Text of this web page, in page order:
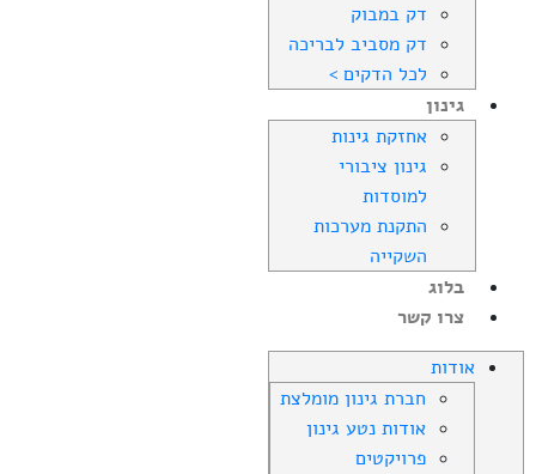
דק במבוק
דק מסביב לבריכה
לכל הדקים >
גינון
אחזקת גינות
גינון ציבורי
למוסדות
התקנת מערכות
השקייה
בלוג
צרו קשר
אודות
חברת גינון מומלצת
אודות נטע גינון
פרויקטים